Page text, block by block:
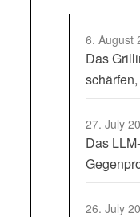
6. August
Das
27. July
Das
26. July